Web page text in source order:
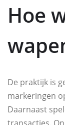
Hoe
De praktijk is
markeringen
Daarnaast